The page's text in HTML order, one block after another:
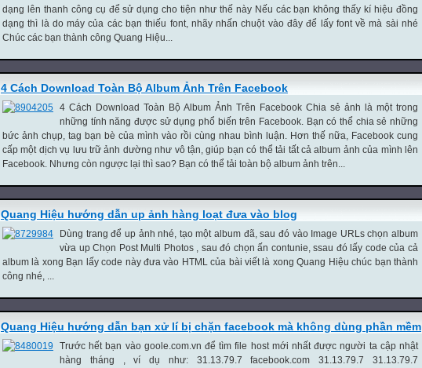
dạng lên thanh công cụ để sử dụng cho tiện như thế này Nếu các bạn không thấy kí hiệu đồng
dạng thì là do máy của các bạn thiếu font, nhãy nhấn chuột vào đây để lấy font về mà sài nhé
Chúc các bạn thành công Quang Hiệu...
4 Cách Download Toàn Bộ Album Ảnh Trên Facebook
4 Cách Download Toàn Bộ Album Ảnh Trên Facebook Chia sẻ ảnh là một trong
những tính năng được sử dụng phổ biến trên Facebook. Bạn có thể chia sẻ những
bức ảnh chụp, tag bạn bè của mình vào rồi cùng nhau bình luận. Hơn thế nữa, Facebook cung
cấp một dịch vụ lưu trữ ảnh dường như vô tận, giúp bạn có thể tải tất cả album ảnh của mình lên
Facebook. Nhưng còn ngược lại thì sao? Bạn có thể tải toàn bộ album ảnh trên...
Quang Hiệu hướng dẫn up ảnh hàng loạt đưa vào blog
Dùng trang để up ảnh nhé, tạo một album đã, sau đó vào Image URLs chọn album
vừa up Chọn Post Multi Photos , sau đó chọn ấn contunie, ssau đó lấy code của cả
album là xong Bạn lấy code này đưa vào HTML của bài viết là xong Quang Hiệu chúc bạn thành
công nhé, ...
Quang Hiệu hướng dẫn bạn xử lí bị chặn facebook mà không dùng phần mềm
Trước hết bạn vào goole.com.vn để tìm file host mới nhất được người ta cập nhật
hàng tháng , ví dụ như: 31.13.79.7 facebook.com 31.13.79.7 31.13.79.7